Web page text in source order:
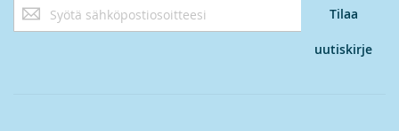
Tilaa
uutiskirjeemme:
Tilaa
uutiskirje